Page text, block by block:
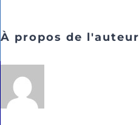
À propos de